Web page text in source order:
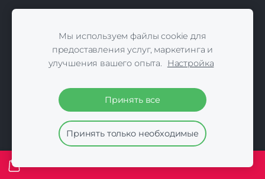
Мы используем файлы cookie для
предоставления услуг, маркетинга и
улучшения вашего опыта.
Настройка
Принять все
Принять только необходимые